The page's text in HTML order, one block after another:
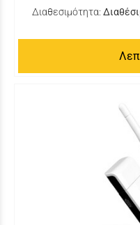
Διαθεσιμότητα: